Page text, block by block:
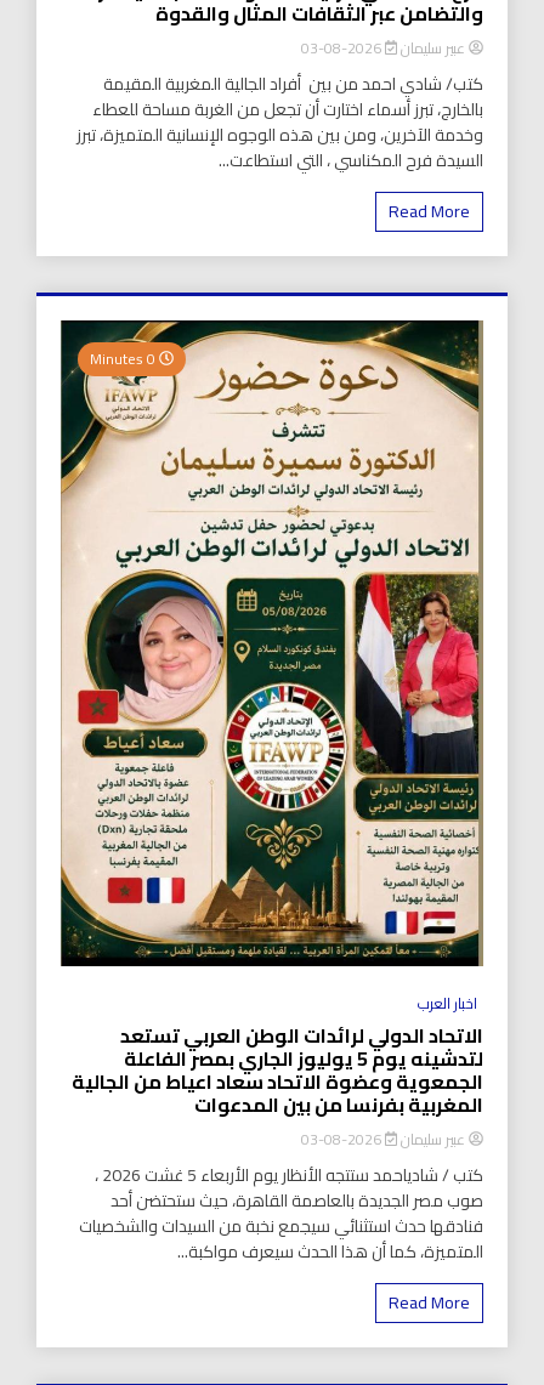
والتضامن عبر الثقافات المثال والقدوة
عبير سليمان 2026-08-03
كتب/ شادي احمد من بين أفراد الجالية المغربية المقيمة
بالخارج، تبرز أسماء اختارت أن تجعل من الغربة مساحة للعطاء
وخدمة الآخرين، ومن بين هذه الوجوه الإنسانية المتميزة، تبرز
السيدة فرح المكناسي ، التي استطاعت...
Read More
اخبار العرب
الاتحاد الدولي لرائدات الوطن العربي تستعد
لتدشينه يوم 5 يوليوز الجاري بمصر الفاعلة
الجمعوية وعضوة الاتحاد سعاد اعياط من الجالية
المغربية بفرنسا من بين المدعوات
عبير سليمان 2026-08-03
كتب / شادياحمد ستتجه الأنظار يوم الأربعاء 5 غشت 2026 ،
صوب مصر الجديدة بالعاصمة القاهرة، حيث ستحتضن أحد
فنادقها حدث استثنائي سيجمع نخبة من السيدات والشخصيات
المتميزة، كما أن هذا الحدث سيعرف مواكبة...
Read More